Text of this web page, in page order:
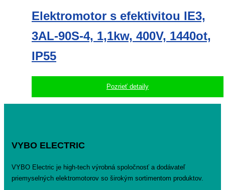
Elektromotor s efektivitou IE3,
3AL-90S-4, 1,1kw, 400V, 1440ot,
IP55
Pozrieť detaily
VYBO ELECTRIC
VYBO Electric je high-tech výrobná spoločnosť a dodávateľ
priemyselných elektromotorov so širokým sortimentom produktov.